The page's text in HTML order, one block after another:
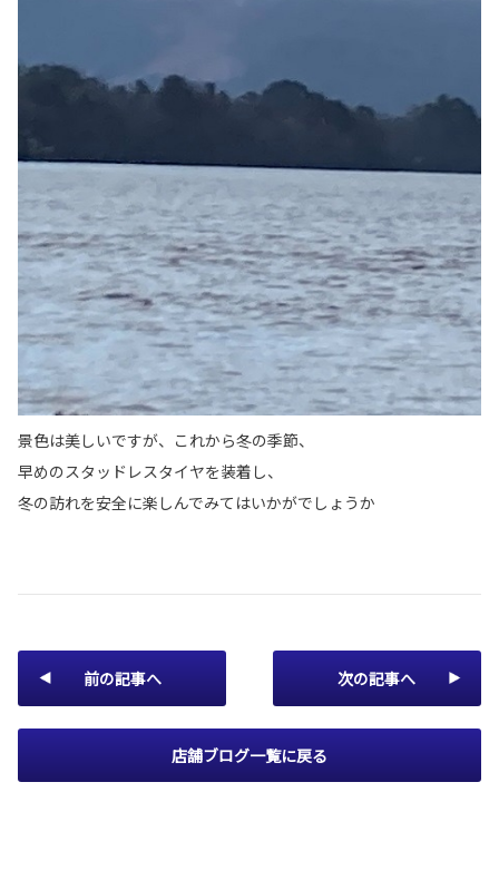
景色は美しいですが、これから冬の季節、
早めのスタッドレスタイヤを装着し、
冬の訪れを安全に楽しんでみてはいかがでしょうか
前の記事へ
店舗ブログ一覧に戻る
次の記事へ